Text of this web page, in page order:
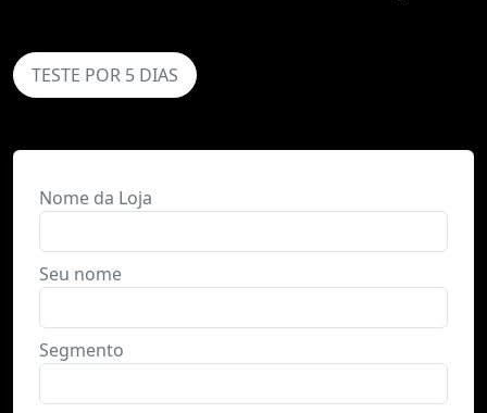
TESTE POR 5 DIAS
Nome da Loja
Seu nome
Segmento